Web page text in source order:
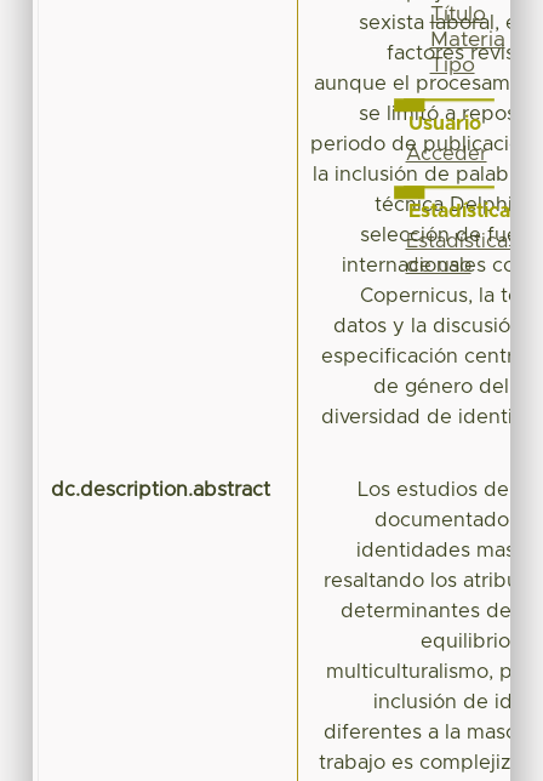
sexista laboral, el
factores
aunque el
se limitó a
periodo de publicación
la inclusión de
técnica Delphi.
selección de
internacionales
Copernicus, la
datos y la discusión
especificación
de género del
diversidad de
dc.description.abstract
Los estudios del
documentado
identidades
resaltando los
determinantes de
equilibrio,
multiculturalismo,
inclusión de
diferentes a la
trabajo es complejizar
Título
Materia
Tipo
Usuario
Acceder
Estadísticas
Estadísticas
de uso